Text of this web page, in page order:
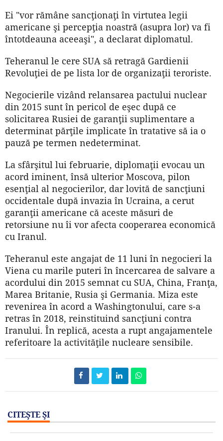
Ei "vor rămâne sancţionaţi în virtutea legii
americane şi percepţia noastră (asupra lor) va fi
întotdeauna aceeaşi", a declarat diplomatul.
Teheranul le cere SUA să retragă Gardienii
Revoluţiei de pe lista lor de organizaţii teroriste.
Negocierile vizând relansarea pactului nuclear
din 2015 sunt în pericol de eşec după ce
solicitarea Rusiei de garanţii suplimentare a
determinat părţile implicate în tratative să ia o
pauză pe termen nedeterminat.
La sfârşitul lui februarie, diplomaţii evocau un
acord iminent, însă ulterior Moscova, pilon
esenţial al negocierilor, dar lovită de sancţiuni
occidentale după invazia în Ucraina, a cerut
garanţii americane că aceste măsuri de
retorsiune nu îi vor afecta cooperarea economică
cu Iranul.
Teheranul este angajat de 11 luni în negocieri la
Viena cu marile puteri în încercarea de salvare a
acordului din 2015 semnat cu SUA, China, Franţa,
Marea Britanie, Rusia şi Germania. Miza este
revenirea în acord a Washingtonului, care s-a
retras în 2018, reinstituind sancţiuni contra
Iranului. În replică, acesta a rupt angajamentele
referitoare la activităţile nucleare sensibile.
CITEŞTE ŞI